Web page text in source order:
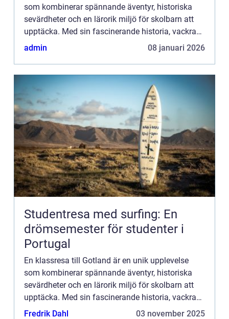
som kombinerar spännande äventyr, historiska
sevärdheter och en lärorik miljö för skolbarn att
upptäcka. Med sin fascinerande historia, vackra
landskap och rika k...
admin 08 januari 2026
Studentresa med surfing: En
drömsemester för studenter i
Portugal
En klassresa till Gotland är en unik upplevelse
som kombinerar spännande äventyr, historiska
sevärdheter och en lärorik miljö för skolbarn att
upptäcka. Med sin fascinerande historia, vackra
landskap och rika k...
Fredrik Dahl 03 november 2025